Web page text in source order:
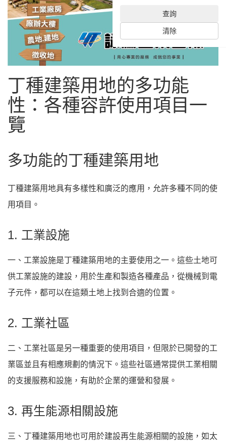
丁種建築用地的多功能
性：各種容許使用項目一
覽
多功能的丁種建築用地
丁種建築用地具有多樣性和廣泛的應用，允許多種不同的使
用項目。
1. 工業設施
一、工業設施是丁種建築用地的主要使用之一。這些土地可
供工業設施的建設，用於生產和製造各種產品，從機械到電
子元件，都可以在這類土地上找到合適的位置。
2. 工業社區
二、工業社區是另一種重要的使用項目，但限於已開發的工
業區並且有相應規劃的情況下。這些社區通常提供工業相關
的支援服務和設施，有助於企業的運營和發展。
3. 再生能源相關設施
三、丁種建築用地也可用於建設再生能源相關的設施，如太